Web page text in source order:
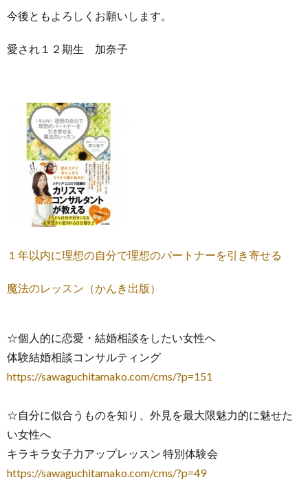
今後ともよろしくお願いします。
愛され１２期生 加奈子
１年以内に理想の自分で理想のパートナーを引き寄せる
魔法のレッスン（かんき出版）
☆個人的に恋愛・結婚相談をしたい女性へ
体験結婚相談コンサルティング
https://sawaguchitamako.com/cms/?p=151
☆自分に似合うものを知り、外見を最大限魅力的に魅せた
い女性へ
キラキラ女子力アップレッスン 特別体験会
https://sawaguchitamako.com/cms/?p=49